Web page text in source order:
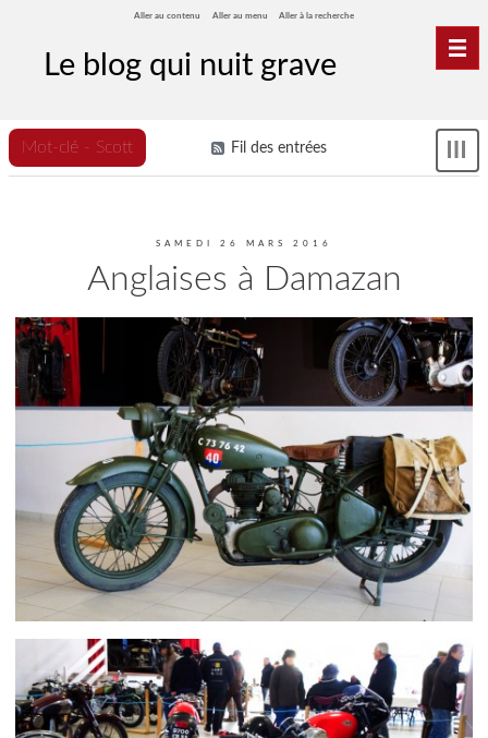
Aller au contenu Aller au menu Aller à la recherche
Le blog qui nuit grave
Mot-clé - Scott Fil des entrées
SAMEDI 26 MARS 2016
Anglaises à Damazan